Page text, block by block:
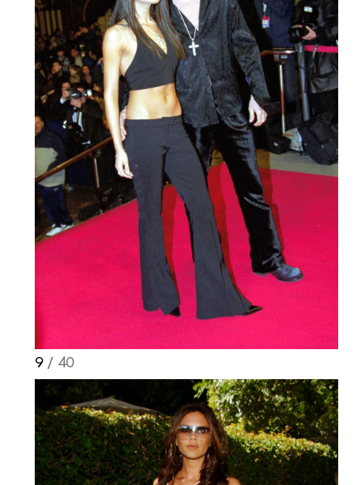
Turkuvaz Haberleşme ve Yayıncılık
A.Ş. tarafından
https://vogue.com.tr/ internet sitesi
üzerinden sunulan ürün ve
hizmetlere ilişkin reklam, tanıtım,
pazarlama ve kutlama/ temenni
amaçlı her türlü e-bülten/ ticari
elektronik ileti gönderiminin e-posta
yoluyla tarafıma yapılmasına onay
ve bu kapsamda/ amaçla ad/
soyad ve e-posta adresi verilerimin
işlenmesine açık rıza veriyorum.
KAYDET KAPAT
9/ 40